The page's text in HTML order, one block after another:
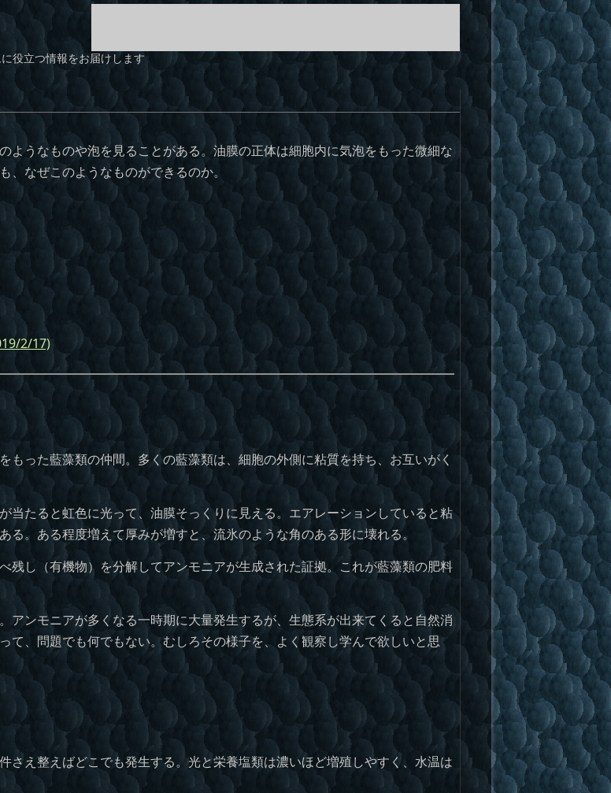
役立つ情報をお届けします
うなものや泡を見ることがある。油膜の正体は細胞内に気泡をもった微細な
なぜこのようなものができるのか。
2/17)
った藍藻類の仲間。多くの藍藻類は、細胞の外側に粘質を持ち、お互いがく
たると虹色に光って、油膜そっくりに見える。エアレーションしていると粘
。ある程度増えて厚みが増すと、流氷のような角のある形に壊れる。
し（有機物）を分解してアンモニアが生成された証拠。これが藍藻類の肥料
ンモニアが多くなる一時期に大量発生するが、生態系が出来てくると自然消
て、問題でも何でもない。むしろその様子を、よく観察し学んで欲しいと思
え整えばどこでも発生する。光と栄養塩類は濃いほど増殖しやすく、水温は